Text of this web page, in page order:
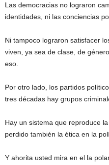
Las democracias no lograron
identidades, ni las conciencias
Ni tampoco lograron satisfacer
viven, ya sea de clase, de
eso.
Por otro lado, los partidos
tres décadas hay grupos
Hay un sistema que reproduce
perdido también la ética en la
Y ahorita usted mira en el la